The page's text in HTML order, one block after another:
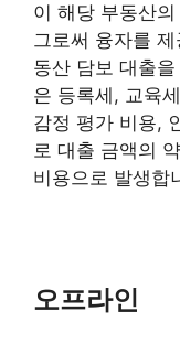
이 해당 부동산
그로써 융자를
동산 담보 대출
은 등록세, 교육
감정 평가 비용,
로 대출 금액의
비용으로 발생합
오프라인